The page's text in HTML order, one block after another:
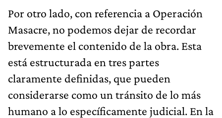
Por otro lado, con referencia a Operación
Masacre, no podemos dejar de recordar
brevemente el contenido de la obra. Esta
está estructurada en tres partes
claramente definidas, que pueden
considerarse como un tránsito de lo más
humano a lo específicamente judicial. En la